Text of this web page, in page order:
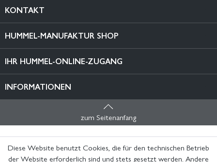
KONTAKT
HUMMEL-MANUFAKTUR SHOP
IHR HUMMEL-ONLINE-ZUGANG
INFORMATIONEN
zum Seitenanfang
Diese Website benutzt Cookies, die für den technischen Betrieb
der Website erforderlich sind und stets gesetzt werden. Andere